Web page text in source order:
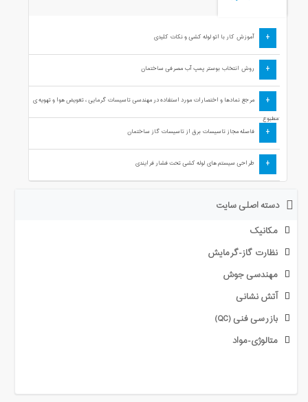
+ آموزش کار با اتو لوله کشی و نکات کلیدی
+ روش انتخاب بوستر پمپ آب مصرفی ساختمان
+
مرجع نمادها و اختصارات مورد استفاده در مهندسی تاسیسات گرمایی ، تعویض هوا و تهویه ی
مطبوع
+ فاصله مجاز تاسیسات برق از تاسیسات گاز ساختمان
+ طراحی سیستم های لوله کشی تحت فشار فرایندی
دسته اصلی سایت
مکانیک
نظارت گاز-گرمایش
مهندسی جوش
آتش نشانی
بازرسی فنی (QC)
متالوژی-مواد